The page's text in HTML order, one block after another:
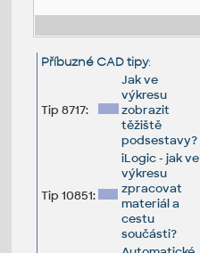
Příbuzné CAD tipy:
Tip 8717:
Jak ve
výkresu
zobrazit
těžiště
podsestavy?
Tip 10851:
iLogic - jak ve
výkresu
zpracovat
materiál a
cestu
součásti?